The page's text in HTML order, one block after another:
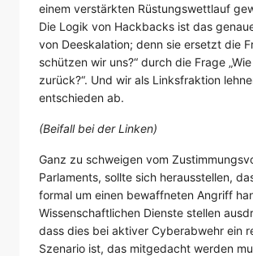
einem verstärkten Rüstungswettlauf
Die Logik von Hackbacks ist das
von Deeskalation; denn sie ersetzt die
schützen wir uns?“ durch die Frage
zurück?“. Und wir als Linksfraktion
entschieden ab.
(Beifall bei der Linken)
Ganz zu schweigen vom
Parlaments, sollte sich herausstellen,
formal um einen bewaffneten Angriff
Wissenschaftlichen Dienste stellen
dass dies bei aktiver Cyberabwehr ein
Szenario ist, das mitgedacht werden